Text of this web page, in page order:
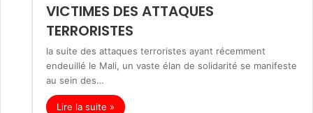
VICTIMES DES ATTAQUES
TERRORISTES
la suite des attaques terroristes ayant récemment
endeuillé le Mali, un vaste élan de solidarité se manifeste
au sein des…
Lire la suite »